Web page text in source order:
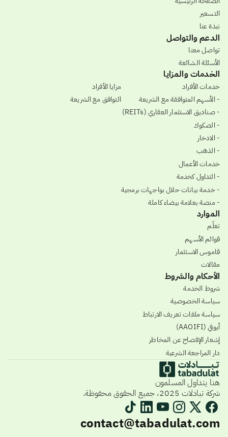
التسعير
نبذة عنا
الدعم والتواصل
تواصل معنا
الأسئلة الشائعة
الخدمات والمزايا
خدمات الأفراد
- الأسهم المتوافقة مع الشريعة
- صناديق الاستثمار العقاري (REITs)
- الصكوك
- الادخار
- الذهب
خدمات الأعمال
- التداول كخدمة
- خدمة بيانات حلال بواجهات برمجية
- منصة بعلامة بيضاء كاملة
مزايا الأفراد
التوافق مع الشريعة
الموارد
تعلّم
قوائم الأسهم
قاموس الاستثمار
مقالات
الأحكام والشروط
شروط الخدمة
سياسة الخصوصية
سياسة ملفات تعريف الارتباط
أيوفي (AAOIFI)
إشعار الإفصاح عن المخاطر
دار المراجعة الشرعية
هنا يتداول المسلمون
شركة تبادلات 2025، جميع الحقوق محفوظة.
contact@tabadulat.com